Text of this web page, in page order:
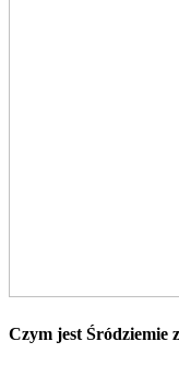
Czym jest Śródziemie